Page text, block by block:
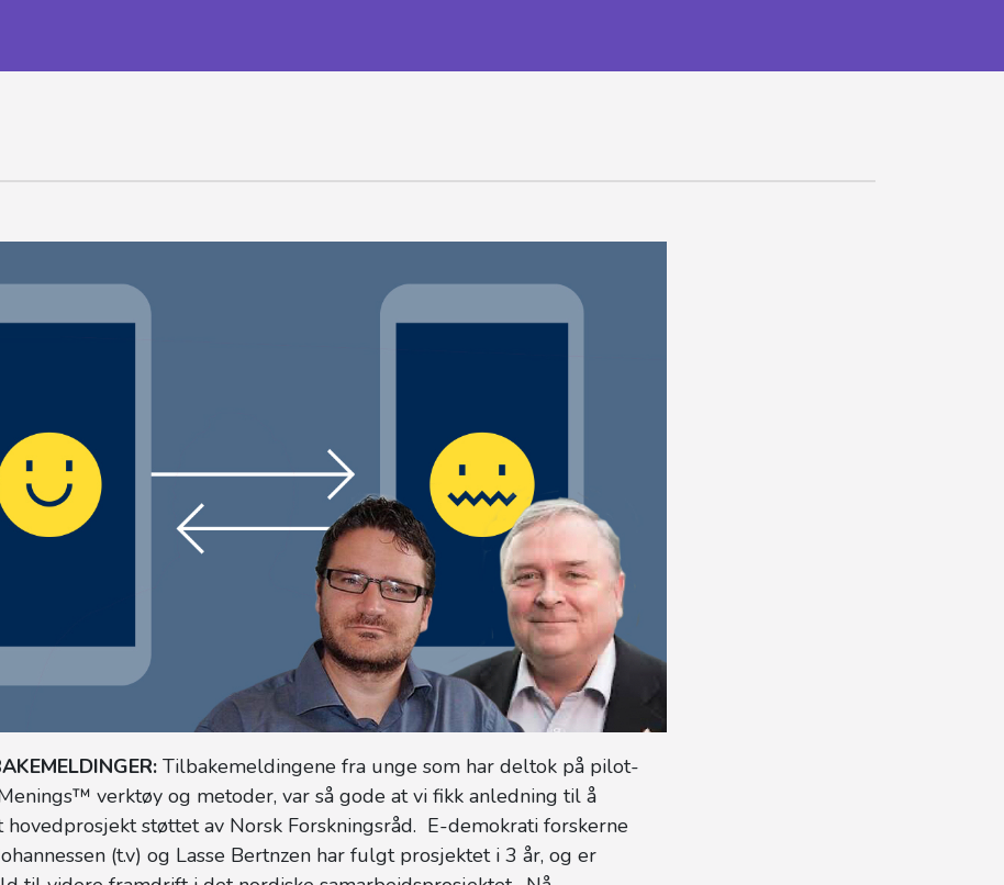
Tilbakemeldingene fra unge som har deltok på pilot-
verktøy og metoder, var så gode at vi fikk anledning til å
støttet av Norsk Forskningsråd. E-demokrati forskerne
(t.v) og Lasse Bertnzen har fulgt prosjektet i 3 år, og er